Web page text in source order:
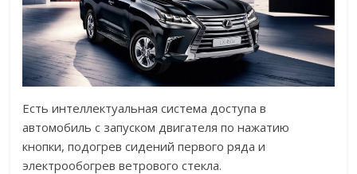
Есть интеллектуальная система доступа в
автомобиль с запуском двигателя по нажатию
кнопки, подогрев сидений первого ряда и
электрообогрев ветрового стекла.